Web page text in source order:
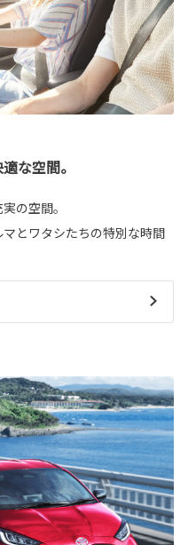
な空間。
の空間。
とワタシたちの特別な時間